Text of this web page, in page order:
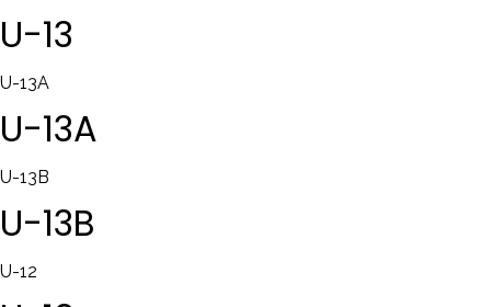
U-13
U-13A
U-13A
U-13B
U-13B
U-12